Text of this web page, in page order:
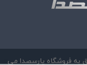
به فروشگاه پارسصدا می